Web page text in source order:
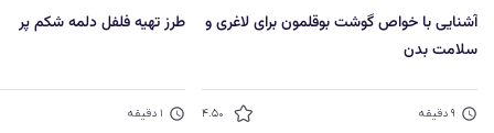
آشنایی با خواص گوشت بوقلمون برای لاغری و
سلامت بدن
۹ دقیقه ۴.۵۰
طرز تهیه فلفل دلمه شکم پر
۱ دقیقه